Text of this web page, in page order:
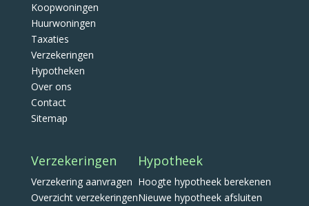
Koopwoningen
Huurwoningen
Taxaties
Verzekeringen
Hypotheken
Over ons
Contact
Sitemap
Verzekeringen
Verzekering aanvragen
Overzicht verzekeringen
Hypotheek
Hoogte hypotheek berekenen
Nieuwe hypotheek afsluiten